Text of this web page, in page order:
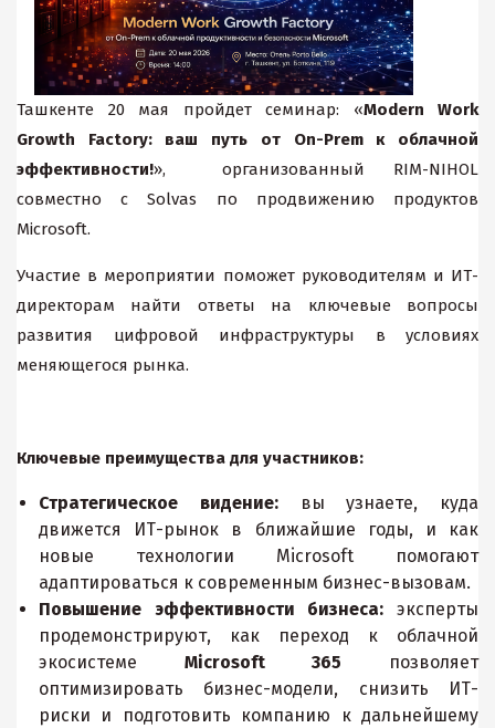
Ташкенте 20 мая пройдет семинар: «Modern Work
Growth Factory: ваш путь от On-Prem к облачной
эффективности!», организованный RIM-NIHOL
совместно с Solvas по продвижению продуктов
Microsoft.
Участие в мероприятии поможет руководителям и ИТ-
директорам найти ответы на ключевые вопросы
развития цифровой инфраструктуры в условиях
меняющегося рынка.
Ключевые преимущества для участников:
Стратегическое видение:вы узнаете, куда
движется ИТ-рынок в ближайшие годы, и как
новые технологии Microsoft помогают
адаптироваться к современным бизнес-вызовам.
Повышение эффективности бизнеса: эксперты
продемонстрируют, как переход к облачной
экосистеме Microsoft 365 позволяет
оптимизировать бизнес-модели, снизить ИТ-
риски и подготовить компанию к дальнейшему